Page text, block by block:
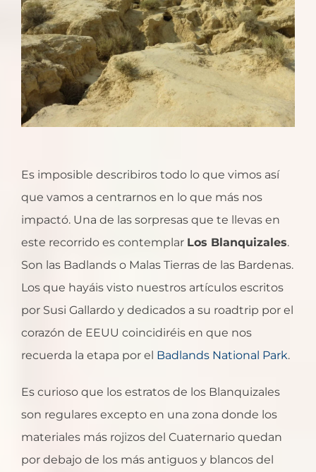
Es imposible describiros todo lo que vimos así
que vamos a centrarnos en lo que más nos
impactó. Una de las sorpresas que te llevas en
este recorrido es contemplar Los Blanquizales.
Son las Badlands o Malas Tierras de las Bardenas.
Los que hayáis visto nuestros artículos escritos
por Susi Gallardo y dedicados a su roadtrip por el
corazón de EEUU coincidiréis en que nos
recuerda la etapa por el Badlands National Park.
Es curioso que los estratos de los Blanquizales
son regulares excepto en una zona donde los
materiales más rojizos del Cuaternario quedan
por debajo de los más antiguos y blancos del